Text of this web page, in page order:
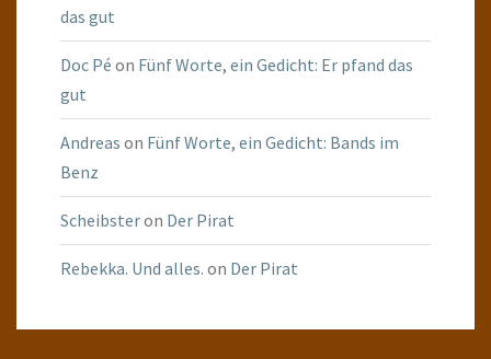
das gut
Doc Pé on Fünf Worte, ein Gedicht: Er pfand das
gut
Andreas on Fünf Worte, ein Gedicht: Bands im
Benz
Scheibsteron Der Pirat
Rebekka. Und alles. on Der Pirat